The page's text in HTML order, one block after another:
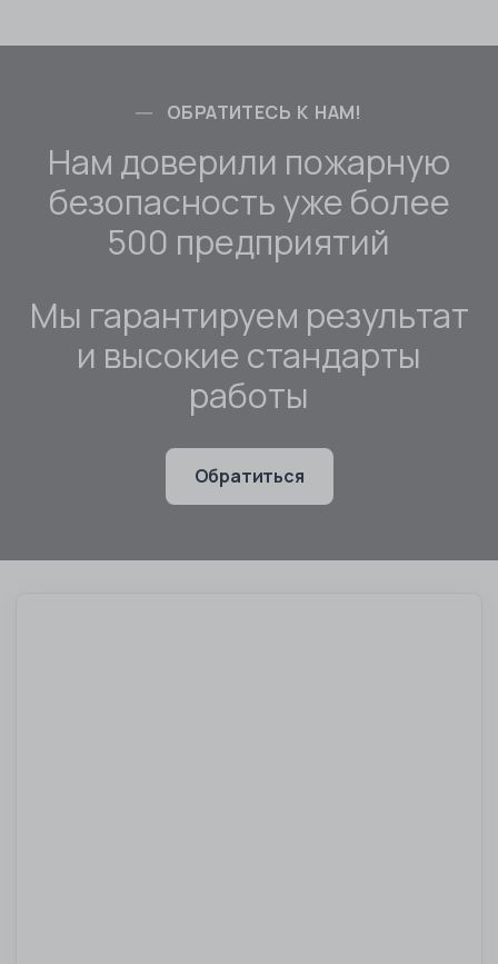
ОБРАТИТЕСЬ К НАМ!
Нам доверили пожарную
безопасность уже более
500 предприятий
Мы гарантируем результат
и высокие стандарты
работы
Обратиться